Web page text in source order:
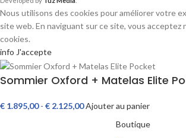
Nous utilisons des cookies pour améliorer votre
site web. En naviguant sur ce site, vous
cookies.
info J'accepte
Sommier Oxford + Matelas Elite
€ 1.895,00 - € 2.125,00Ajouter au panier
Boutique